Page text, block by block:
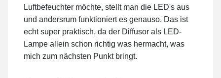
Luftbefeuchter möchte, stellt man die LED's aus
und andersrum funktioniert es genauso. Das ist
echt super praktisch, da der Diffusor als LED-
Lampe allein schon richtig was hermacht, was
mich zum nächsten Punkt bringt.